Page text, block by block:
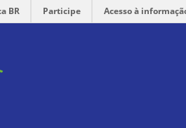
BR Participe Acesso à